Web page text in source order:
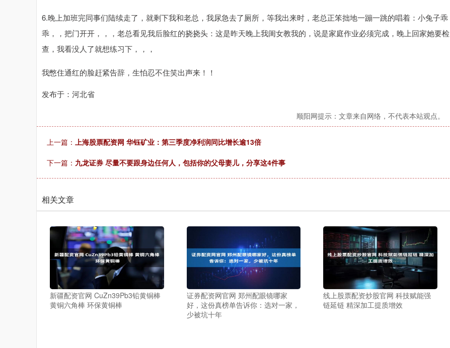
6.晚上加班完同事们陆续走了，就剩下我和老总，我尿急去了厕所，等我出来时，老总正笨拙地一蹦一跳的唱着：小兔子乖
乖，，把门开开，，，老总看见我后脸红的挠挠头：这是昨天晚上我闺女教我的，说是家庭作业必须完成，晚上回家她要检
查，我看没人了就想练习下，，，
我憋住通红的脸赶紧告辞，生怕忍不住笑出声来！！
发布于：河北省
顺阳网提示：文章来自网络，不代表本站观点。
上一篇： 上海股票配资网 华钰矿业：第三季度净利润同比增长逾13倍
下一篇： 九龙证券 尽量不要跟身边任何人，包括你的父母妻儿，分享这4件事
相关文章
新疆配资官网 CuZn39Pb3铅黄铜棒
黄铜六角棒 环保黄铜棒
证券配资网官网 郑州配眼镜哪家
好，这份真榜单告诉你：选对一家，
少被坑十年
线上股票配资炒股官网 科技赋能强
链延链 精深加工提质增效